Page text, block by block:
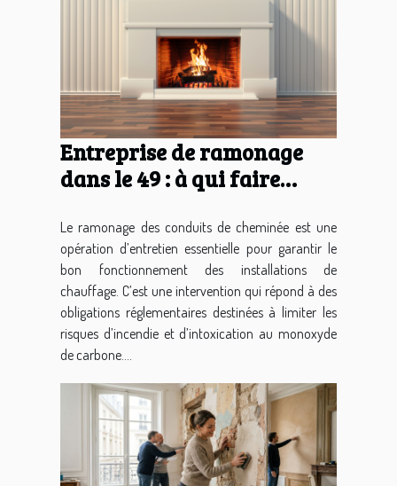
Entreprise de ramonage
dans le 49 : à qui faire
Le ramonage des conduits de cheminée est une
opération d’entretien essentielle pour garantir le
bon fonctionnement des installations de
chauffage. C’est une intervention qui répond à des
obligations réglementaires destinées à limiter les
risques d’incendie et d’intoxication au monoxyde
de carbone....